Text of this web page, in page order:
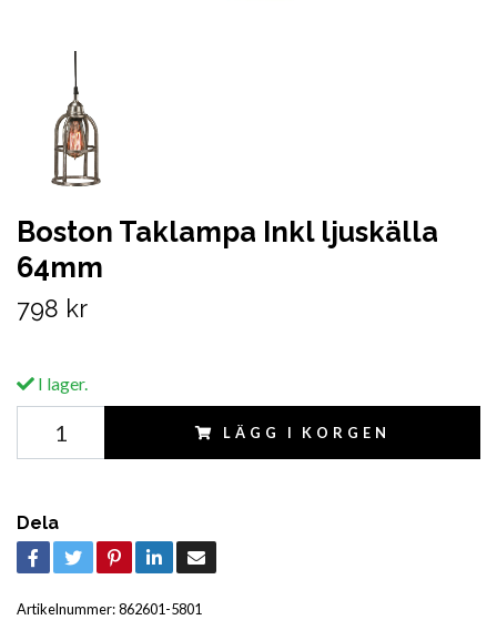
Boston Taklampa Inkl ljuskälla
64mm
798 kr
I lager.
LÄGG I KORGEN
Dela
Artikelnummer:862601-5801